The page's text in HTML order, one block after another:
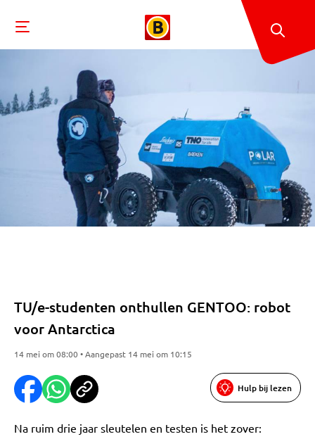
TU/e-studenten onthullen GENTOO: robot
voor Antarctica
14 mei om 08:00 • Aangepast 14 mei om 10:15
Hulp bij lezen
Na ruim drie jaar sleutelen en testen is het zover: